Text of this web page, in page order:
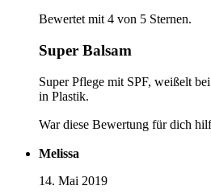
Bewertet mit 4 von 5 Sternen.
Super Balsam
Super Pflege mit SPF, weißelt
in Plastik.
War diese Bewertung für dich
Melissa
14. Mai 2019